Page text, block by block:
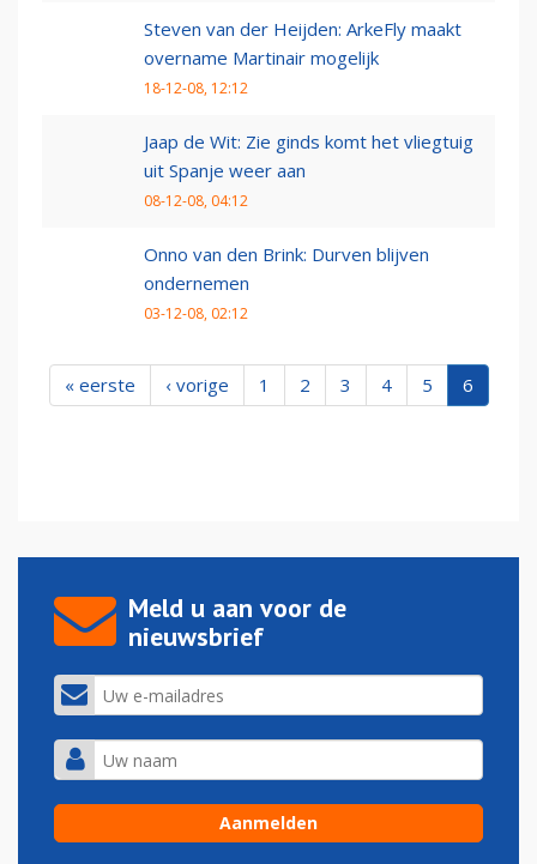
Steven van der Heijden: ArkeFly maakt
overname Martinair mogelijk
18-12-08, 12:12
Jaap de Wit: Zie ginds komt het vliegtuig
uit Spanje weer aan
08-12-08, 04:12
Onno van den Brink: Durven blijven
ondernemen
03-12-08, 02:12
« eerste ‹ vorige 1 2 3 4 5 6
Meld u aan voor de
nieuwsbrief